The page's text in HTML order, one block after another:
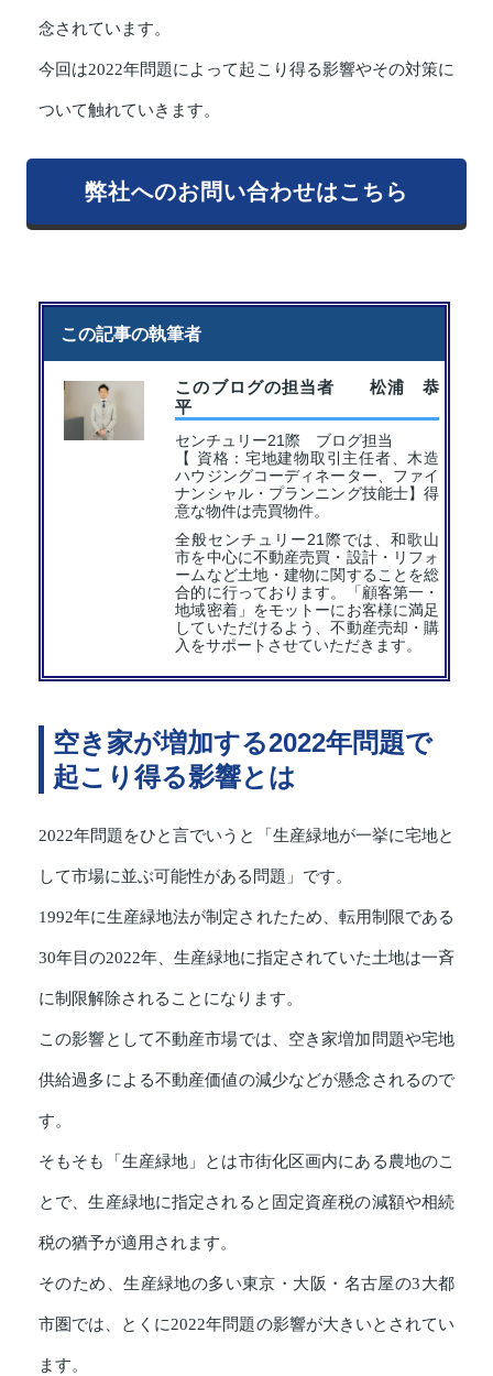
念されています。
今回は2022年問題によって起こり得る影響やその対策に
ついて触れていきます。
弊社へのお問い合わせはこちら
この記事の執筆者
このブログの担当者 松浦 恭
平
センチュリー21際 ブログ担当
【 資格：宅地建物取引主任者、木造
ハウジングコーディネーター、ファイ
ナンシャル・プランニング技能士】得
意な物件は売買物件。
全般センチュリー21際では、和歌山
市を中心に不動産売買・設計・リフォ
ームなど土地・建物に関することを総
合的に行っております。「顧客第一・
地域密着」をモットーにお客様に満足
していただけるよう、不動産売却・購
入をサポートさせていただきます。
空き家が増加する2022年問題で
起こり得る影響とは
2022年問題をひと言でいうと「生産緑地が一挙に宅地と
して市場に並ぶ可能性がある問題」です。
1992年に生産緑地法が制定されたため、転用制限である
30年目の2022年、生産緑地に指定されていた土地は一斉
に制限解除されることになります。
この影響として不動産市場では、空き家増加問題や宅地
供給過多による不動産価値の減少などが懸念されるので
す。
そもそも「生産緑地」とは市街化区画内にある農地のこ
とで、生産緑地に指定されると固定資産税の減額や相続
税の猶予が適用されます。
そのため、生産緑地の多い東京・大阪・名古屋の3大都
市圏では、とくに2022年問題の影響が大きいとされてい
ます。